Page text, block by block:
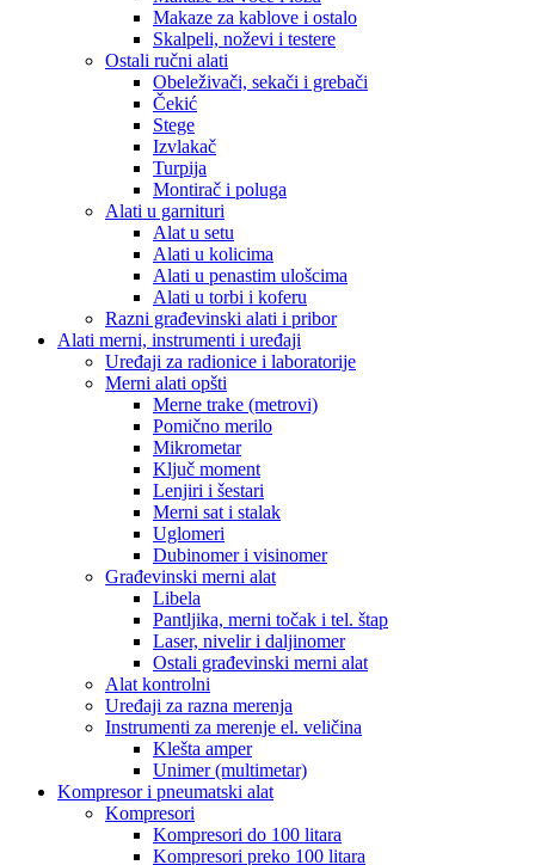
Makaze za kablove i ostalo
Skalpeli, noževi i testere
Ostali ručni alati
Obeleživači, sekači i grebači
Čekić
Stege
Izvlakač
Turpija
Montirač i poluga
Alati u garnituri
Alat u setu
Alati u kolicima
Alati u penastim ulošcima
Alati u torbi i koferu
Razni građevinski alati i pribor
Alati merni, instrumenti i uređaji
Uređaji za radionice i laboratorije
Merni alati opšti
Merne trake (metrovi)
Pomično merilo
Mikrometar
Ključ moment
Lenjiri i šestari
Merni sat i stalak
Uglomeri
Dubinomer i visinomer
Građevinski merni alat
Libela
Pantljika, merni točak i tel. štap
Laser, nivelir i daljinomer
Ostali građevinski merni alat
Alat kontrolni
Uređaji za razna merenja
Instrumenti za merenje el. veličina
Klešta amper
Unimer (multimetar)
Kompresor i pneumatski alat
Kompresori
Kompresori do 100 litara
Kompresori preko 100 litara